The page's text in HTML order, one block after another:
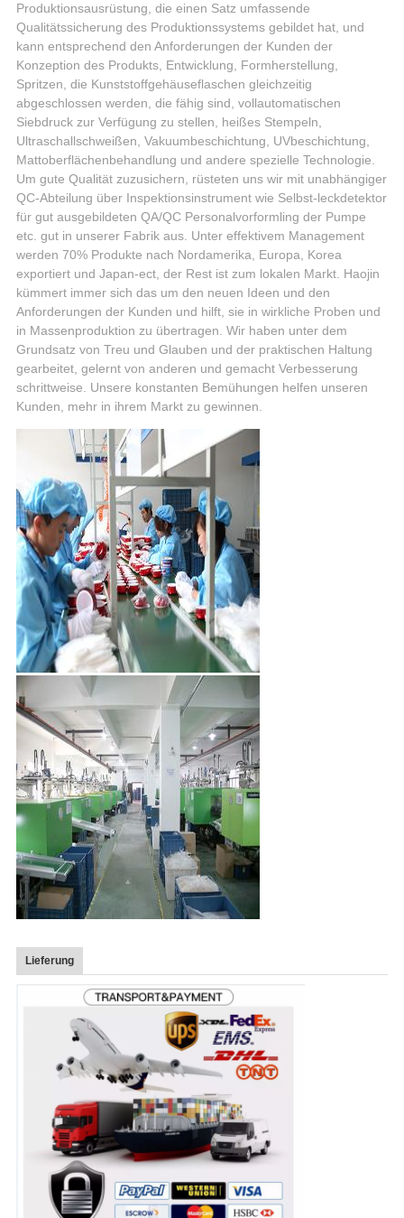
Produktionsausrüstung, die einen Satz umfassende
Qualitätssicherung des Produktionssystems gebildet hat, und
kann entsprechend den Anforderungen der Kunden der
Konzeption des Produkts, Entwicklung, Formherstellung,
Spritzen, die Kunststoffgehäuseflaschen gleichzeitig
abgeschlossen werden, die fähig sind, vollautomatischen
Siebdruck zur Verfügung zu stellen, heißes Stempeln,
Ultraschallschweißen, Vakuumbeschichtung, UVbeschichtung,
Mattoberflächenbehandlung und andere spezielle Technologie.
Um gute Qualität zuzusichern, rüsteten uns wir mit unabhängiger
QC-Abteilung über Inspektionsinstrument wie Selbst-leckdetektor
für gut ausgebildeten QA/QC Personalvorformling der Pumpe
etc. gut in unserer Fabrik aus. Unter effektivem Management
werden 70% Produkte nach Nordamerika, Europa, Korea
exportiert und Japan-ect, der Rest ist zum lokalen Markt. Haojin
kümmert immer sich das um den neuen Ideen und den
Anforderungen der Kunden und hilft, sie in wirkliche Proben und
in Massenproduktion zu übertragen. Wir haben unter dem
Grundsatz von Treu und Glauben und der praktischen Haltung
gearbeitet, gelernt von anderen und gemacht Verbesserung
schrittweise. Unsere konstanten Bemühungen helfen unseren
Kunden, mehr in ihrem Markt zu gewinnen.
Lieferung